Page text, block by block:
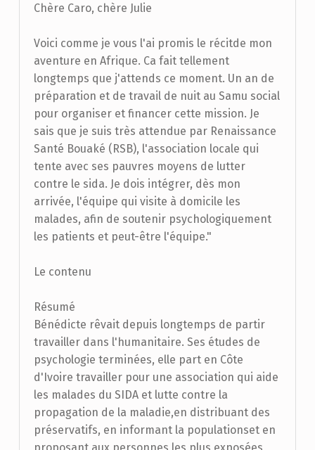
Chère Caro, chère Julie
Voici comme je vous l'ai promis le récitde mon
aventure en Afrique. Ca fait tellement
longtemps que j'attends ce moment. Un an de
préparation et de travail de nuit au Samu social
pour organiser et financer cette mission. Je
sais que je suis très attendue par Renaissance
Santé Bouaké (RSB), l'association locale qui
tente avec ses pauvres moyens de lutter
contre le sida. Je dois intégrer, dès mon
arrivée, l'équipe qui visite à domicile les
malades, afin de soutenir psychologiquement
les patients et peut-être l'équipe."
Le contenu
Résumé
Bénédicte rêvait depuis longtemps de partir
travailler dans l'humanitaire. Ses études de
psychologie terminées, elle part en Côte
d'Ivoire travailler pour une association qui aide
les malades du SIDA et lutte contre la
propagation de la maladie,en distribuant des
préservatifs, en informant la populationset en
proposant aux personnes les plus exposées